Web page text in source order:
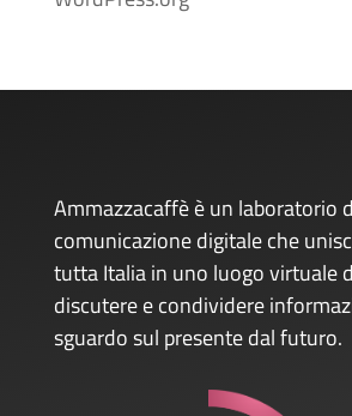
Ammazzacaffè è un laboratorio
comunicazione digitale che
tutta Italia in uno luogo virtuale
discutere e condividere
sguardo sul presente dal futuro.